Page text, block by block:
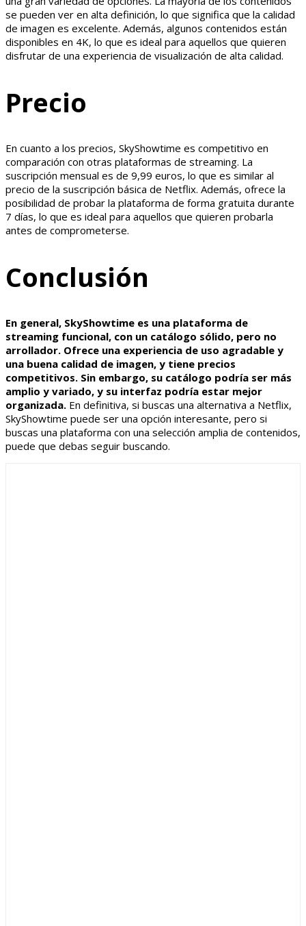
se pueden ver en alta definición, lo que significa que la calidad
de imagen es excelente. Además, algunos contenidos están
disponibles en 4K, lo que es ideal para aquellos que quieren
disfrutar de una experiencia de visualización de alta calidad.
Precio
En cuanto a los precios, SkyShowtime es competitivo en
comparación con otras plataformas de streaming. La
suscripción mensual es de 9,99 euros, lo que es similar al
precio de la suscripción básica de Netflix. Además, ofrece la
posibilidad de probar la plataforma de forma gratuita durante
7 días, lo que es ideal para aquellos que quieren probarla
antes de comprometerse.
Conclusión
En general, SkyShowtime es una plataforma de
streaming funcional, con un catálogo sólido, pero no
arrollador. Ofrece una experiencia de uso agradable y
una buena calidad de imagen, y tiene precios
competitivos. Sin embargo, su catálogo podría ser más
amplio y variado, y su interfaz podría estar mejor
organizada. En definitiva, si buscas una alternativa a Netflix,
SkyShowtime puede ser una opción interesante, pero si
buscas una plataforma con una selección amplia de contenidos,
puede que debas seguir buscando.